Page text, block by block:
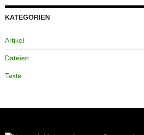
KATEGORIEN
Artikel
Dateien
Texte